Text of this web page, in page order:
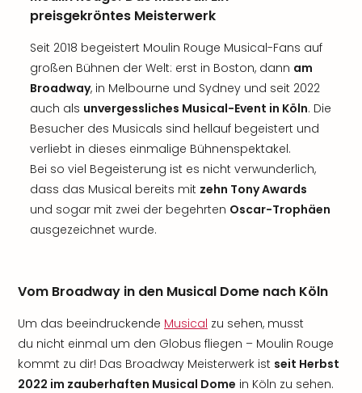
preisgekröntes Meisterwerk
Seit 2018 begeistert Moulin Rouge Musical-Fans auf
großen Bühnen der Welt: erst in Boston, dann am
Broadway, in Melbourne und Sydney und seit 2022
auch als unvergessliches Musical-Event in Köln. Die
Besucher des Musicals sind hellauf begeistert und
verliebt in dieses einmalige Bühnenspektakel.
Bei so viel Begeisterung ist es nicht verwunderlich,
dass das Musical bereits mit zehn Tony Awards
und sogar mit zwei der begehrten Oscar-Trophäen
ausgezeichnet wurde.
Vom Broadway in den Musical Dome nach Köln
Um das beeindruckende Musical zu sehen, musst
du nicht einmal um den Globus fliegen – Moulin Rouge
kommt zu dir! Das Broadway Meisterwerk ist seit Herbst
2022 im zauberhaften Musical Dome in Köln zu sehen.